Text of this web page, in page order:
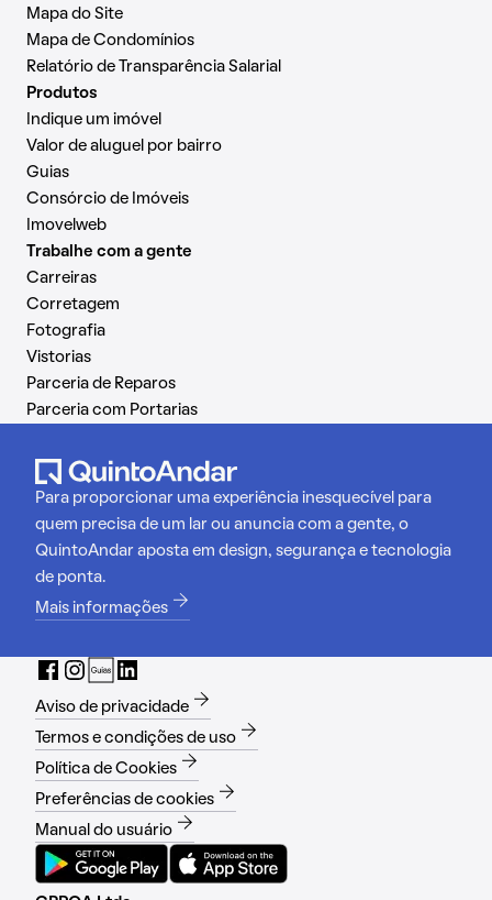
Mapa do Site
Mapa de Condomínios
Relatório de Transparência Salarial
Produtos
Indique um imóvel
Valor de aluguel por bairro
Guias
Consórcio de Imóveis
Imovelweb
Trabalhe com a gente
Carreiras
Corretagem
Fotografia
Vistorias
Parceria de Reparos
Parceria com Portarias
Para proporcionar uma experiência inesquecível para
quem precisa de um lar ou anuncia com a gente, o
QuintoAndar aposta em design, segurança e tecnologia
de ponta.
Mais informações
Aviso de privacidade
Termos e condições de uso
Política de Cookies
Preferências de cookies
Manual do usuário